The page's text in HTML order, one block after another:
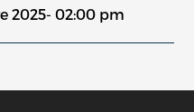
2025- 02:00 pm